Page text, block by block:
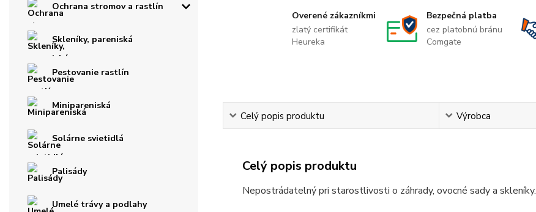
Ochrana stromov a rastlín
Skleníky, pareniská
Pestovanie rastlín
Minipareniská
Solárne svietidlá
Palisády
Umelé trávy a podlahy
Overené zákazníkmi
zlatý certifikát
Heureka
Bezpečná platba
cez platobnú bránu
Comgate
Celý popis produktu Výrobca
Celý popis produktu
Nepostrádatelný pri starostlivosti o záhrady, ovocné sady a skleníky.